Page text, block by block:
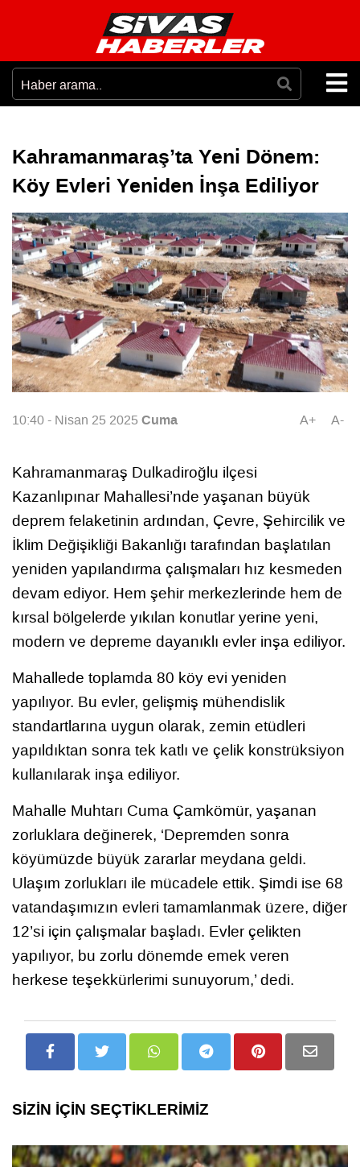
Kahramanmaraş’ta Yeni Dönem:
Köy Evleri Yeniden İnşa Ediliyor
10:40 - Nisan 25 2025Cuma A+ A-
Kahramanmaraş Dulkadiroğlu ilçesi
Kazanlıpınar Mahallesi’nde yaşanan büyük
deprem felaketinin ardından, Çevre, Şehircilik ve
İklim Değişikliği Bakanlığı tarafından başlatılan
yeniden yapılandırma çalışmaları hız kesmeden
devam ediyor. Hem şehir merkezlerinde hem de
kırsal bölgelerde yıkılan konutlar yerine yeni,
modern ve depreme dayanıklı evler inşa ediliyor.
Mahallede toplamda 80 köy evi yeniden
yapılıyor. Bu evler, gelişmiş mühendislik
standartlarına uygun olarak, zemin etüdleri
yapıldıktan sonra tek katlı ve çelik konstrüksiyon
kullanılarak inşa ediliyor.
Mahalle Muhtarı Cuma Çamkömür, yaşanan
zorluklara değinerek, ‘Depremden sonra
köyümüzde büyük zararlar meydana geldi.
Ulaşım zorlukları ile mücadele ettik. Şimdi ise 68
vatandaşımızın evleri tamamlanmak üzere, diğer
12’si için çalışmalar başladı. Evler çelikten
yapılıyor, bu zorlu dönemde emek veren
herkese teşekkürlerimi sunuyorum,’ dedi.
SİZİN İÇİN SEÇTİKLERİMİZ